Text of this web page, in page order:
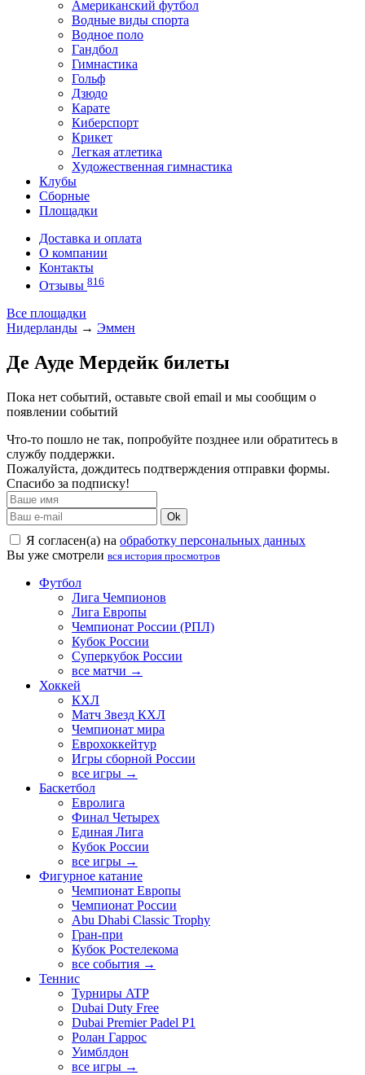
Американский футбол
Водные виды спорта
Водное поло
Гандбол
Гимнастика
Гольф
Дзюдо
Карате
Киберспорт
Крикет
Легкая атлетика
Художественная гимнастика
Клубы
Сборные
Площадки
Доставка и оплата
О компании
Контакты
Отзывы 816
Все площадки
Нидерланды → Эммен
Де Ауде Мердейк билеты
Пока нет событий, оставьте свой email и мы сообщим о
появлении событий
Что-то пошло не так, попробуйте позднее или обратитесь в
службу поддержки.
Пожалуйста, дождитесь подтверждения отправки формы.
Спасибо за подписку!
Ok
Я согласен(а) на обработку персональных данных
Вы уже смотрели вся история просмотров
Футбол
Лига Чемпионов
Лига Европы
Чемпионат России (РПЛ)
Кубок России
Суперкубок России
все матчи →
Хоккей
КХЛ
Матч Звезд КХЛ
Чемпионат мира
Еврохоккейтур
Игры сборной России
все игры →
Баскетбол
Евролига
Финал Четырех
Единая Лига
Кубок России
все игры →
Фигурное катание
Чемпионат Европы
Чемпионат России
Abu Dhabi Classic Trophy
Гран-при
Кубок Ростелекома
все события →
Теннис
Турниры ATP
Dubai Duty Free
Dubai Premier Padel P1
Ролан Гаррос
Уимблдон
все игры →